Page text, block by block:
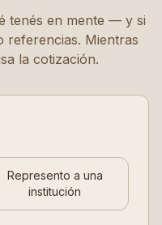
tenés en mente — y si
referencias. Mientras
la cotización.
Represento a una
institución